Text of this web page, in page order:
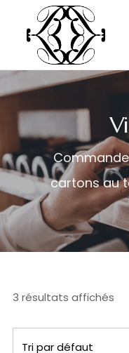
cartons au
3 résultats affichés